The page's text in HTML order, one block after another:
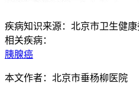
疾病知识来源： 北京市卫生健
相关疾病：
胰腺癌
本文作者：北京市垂杨柳医院